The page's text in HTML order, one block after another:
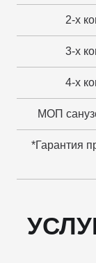
2-х
3-х
4-х
МОП
*Гарантия